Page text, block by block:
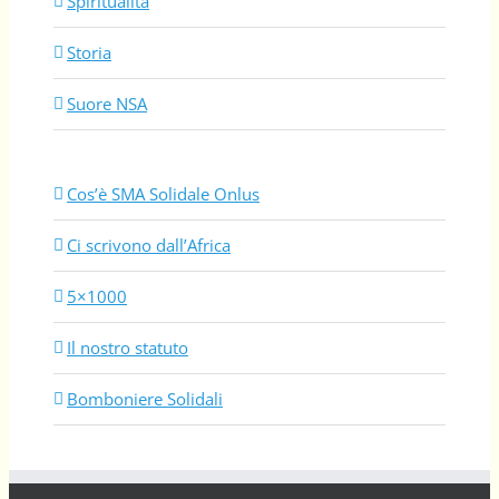
Storia
Suore NSA
Cos’è SMA Solidale Onlus
Ci scrivono dall’Africa
5×1000
Il nostro statuto
Bomboniere Solidali